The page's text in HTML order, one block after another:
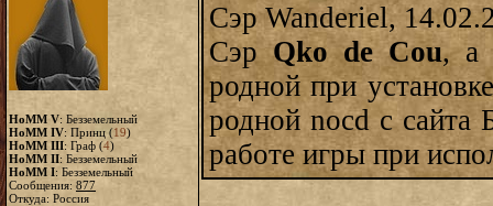
HoMM V: Безземельный
HoMM IV: Принц (19)
HoMM III: Граф (4)
HoMM II: Безземельный
HoMM I: Безземельный
Сообщения: 877
Откуда: Россия
Сэр Wanderiel,
СэрQko de Cou, а
родной при
родной nocd с сайта
работе игры при